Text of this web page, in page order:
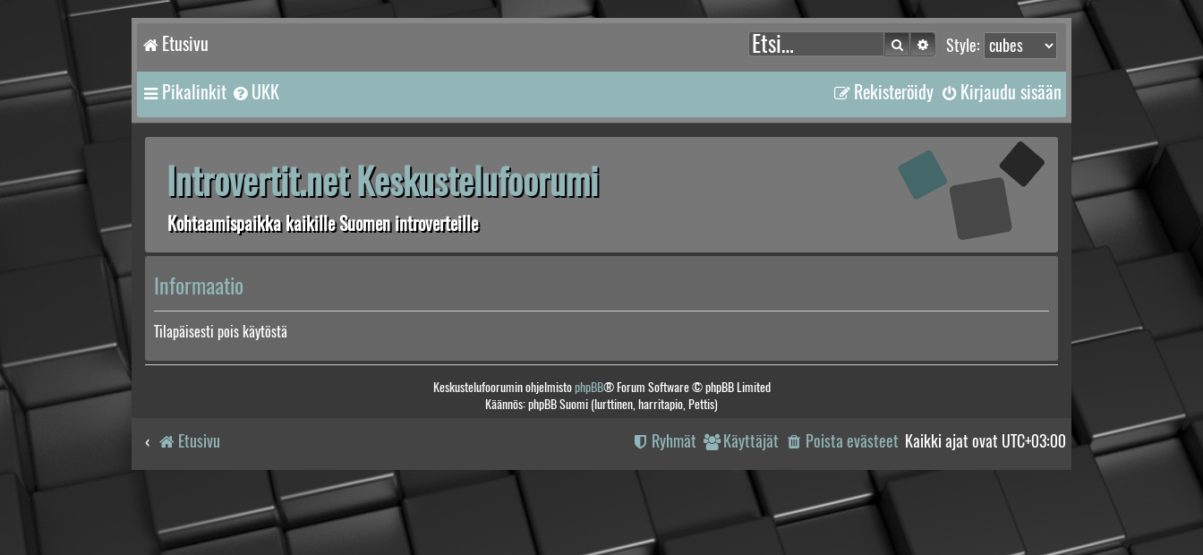
Etusivu Style:
Etsi Tarkennettu haku
Pikalinkit UKK Kirjaudu sisään
Rekisteröidy
Introvertit.net Keskustelufoorumi
Kohtaamispaikka kaikille Suomen introverteille
Informaatio
Tilapäisesti pois käytöstä
Keskustelufoorumin ohjelmistophpBB® Forum Software © phpBB Limited
Käännös: phpBB Suomi (lurttinen, harritapio, Pettis)
Etusivu Kaikki ajat ovat UTC+03:00
Poista evästeet
Käyttäjät
Ryhmät